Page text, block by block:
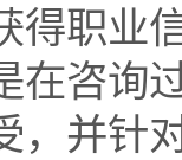
得职业
在咨询
，并针